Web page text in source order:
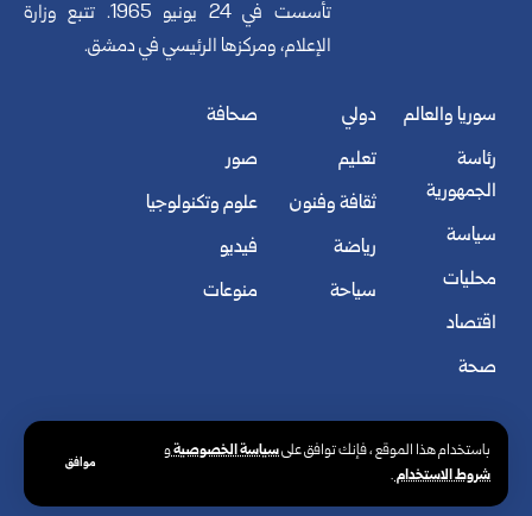
باستخدام هذا الموقع ، فإنك توافق علىسياسة الخصوصيةو
شروط الاستخدام.
موافق
تأسست في 24 يونيو 1965. تتبع وزارة
الإعلام، ومركزها الرئيسي في دمشق.
سوريا والعالم
رئاسة
الجمهورية
سياسة
محليات
اقتصاد
صحة
دولي
تعليم
ثقافة وفنون
رياضة
سياحة
صحافة
صور
علوم وتكنولوجيا
فيديو
منوعات
© الوكالة العربية السورية للأنباء. كافة الحقوق محفوظة.